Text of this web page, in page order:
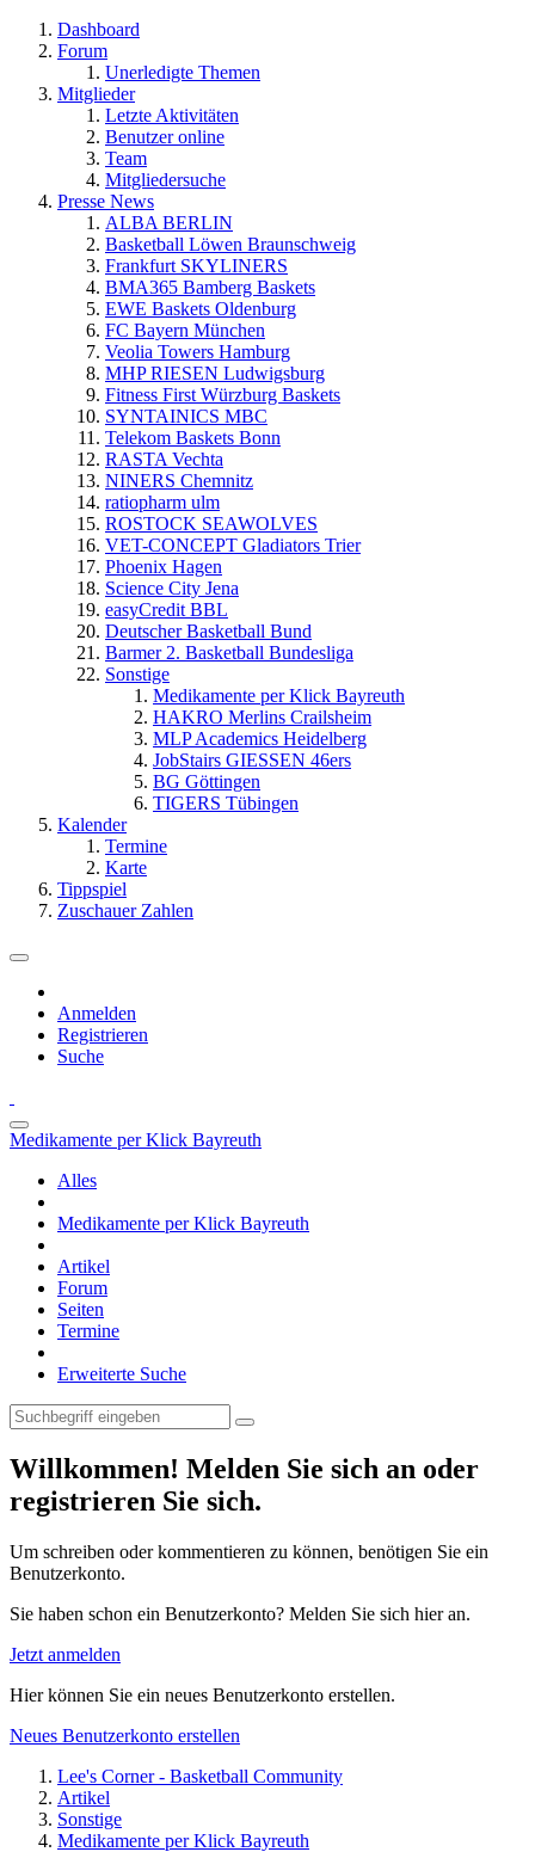
Dashboard
Forum
Unerledigte Themen
Mitglieder
Letzte Aktivitäten
Benutzer online
Team
Mitgliedersuche
Presse News
ALBA BERLIN
Basketball Löwen Braunschweig
Frankfurt SKYLINERS
BMA365 Bamberg Baskets
EWE Baskets Oldenburg
FC Bayern München
Veolia Towers Hamburg
MHP RIESEN Ludwigsburg
Fitness First Würzburg Baskets
SYNTAINICS MBC
Telekom Baskets Bonn
RASTA Vechta
NINERS Chemnitz
ratiopharm ulm
ROSTOCK SEAWOLVES
VET-CONCEPT Gladiators Trier
Phoenix Hagen
Science City Jena
easyCredit BBL
Deutscher Basketball Bund
Barmer 2. Basketball Bundesliga
Sonstige
Medikamente per Klick Bayreuth
HAKRO Merlins Crailsheim
MLP Academics Heidelberg
JobStairs GIESSEN 46ers
BG Göttingen
TIGERS Tübingen
Kalender
Termine
Karte
Tippspiel
Zuschauer Zahlen
Anmelden
Registrieren
Suche
Medikamente per Klick Bayreuth
Alles
Medikamente per Klick Bayreuth
Artikel
Forum
Seiten
Termine
Erweiterte Suche
Willkommen! Melden Sie sich an oder
registrieren Sie sich.
Um schreiben oder kommentieren zu können, benötigen Sie ein
Benutzerkonto.
Sie haben schon ein Benutzerkonto? Melden Sie sich hier an.
Jetzt anmelden
Hier können Sie ein neues Benutzerkonto erstellen.
Neues Benutzerkonto erstellen
Lee's Corner - Basketball Community
Artikel
Sonstige
Medikamente per Klick Bayreuth